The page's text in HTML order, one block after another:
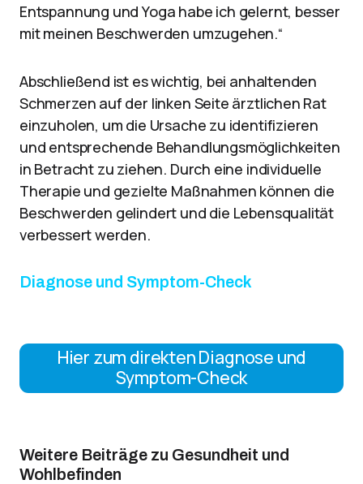
Entspannung und Yoga habe ich gelernt, besser
mit meinen Beschwerden umzugehen.“
Abschließend ist es wichtig, bei anhaltenden
Schmerzen auf der linken Seite ärztlichen Rat
einzuholen, um die Ursache zu identifizieren
und entsprechende Behandlungsmöglichkeiten
in Betracht zu ziehen. Durch eine individuelle
Therapie und gezielte Maßnahmen können die
Beschwerden gelindert und die Lebensqualität
verbessert werden.
Diagnose und Symptom-Check
Hier zum direkten Diagnose und
Symptom-Check
Weitere Beiträge zu Gesundheit und
Wohlbefinden